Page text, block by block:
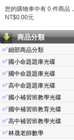
您的購物車中有 0 件商品
NT$0.00元
商品分類
✅細部商品分類
✅ 國小命題題庫光碟
✅ 國中命題題庫光碟
✅高中命題題庫光碟
✅ 國小補習班教學光碟
✅ 國中補習班教育光碟
✅高中補習班教學光碟
✅林晟老師數學